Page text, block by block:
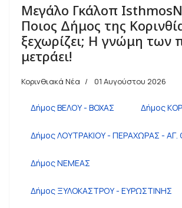
Μεγάλο Γκάλοπ
Ποιος Δήμος της
ξεχωρίζει; Η γνώμη των
μετράει!
Κορινθιακά Νέα 01 Αυγούστου 2026
Δήμος ΒΕΛΟΥ - ΒΟΧΑΣ Δήμος
Δήμος ΛΟΥΤΡΑΚΙΟΥ - ΠΕΡΑΧΩΡΑΣ -
Δήμος ΝΕΜΕΑΣ
Δήμος ΞΥΛΟΚΑΣΤΡΟΥ - ΕΥΡΩΣΤΙΝΗΣ